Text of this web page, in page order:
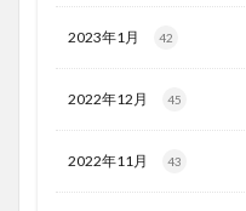
2023年1月 42
2022年12月 45
2022年11月 43